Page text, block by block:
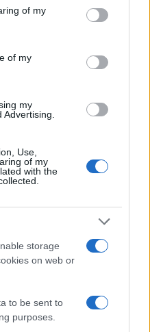
You may click to
and its third-party tags to
purposes in below Google
of my
of my
my
Use,
of my
with the
storage
on web or
to be sent to
purposes.
al
Rábago, que…